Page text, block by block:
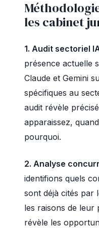
les cabinet
1. Audit sectoriel
présence actuelle
Claude et Gemini
spécifiques au
audit révèle
apparaissez,
pourquoi.
2. Analyse
identifions quels
sont déjà cités par
les raisons de leur
révèle les